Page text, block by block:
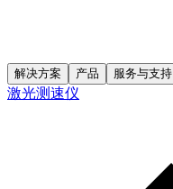
解决方案 产品 服务与支持
激光测速仪